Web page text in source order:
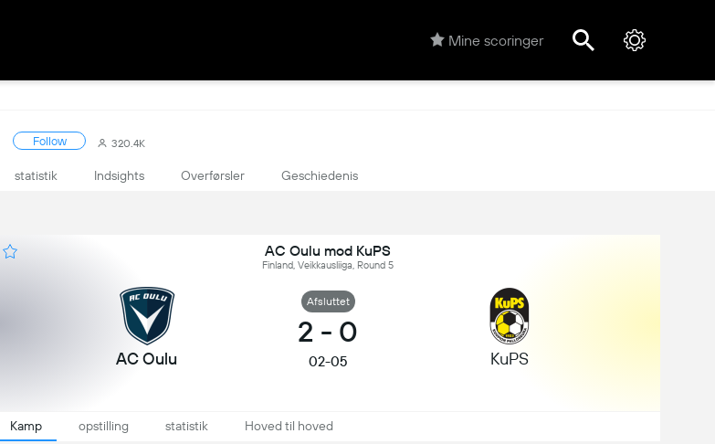
Mine scoringer
Follow 320.4K
statistik Indsights Overførsler Geschiedenis
AC Oulu mod KuPS
Finland, Veikkausliiga, Round 5
AC Oulu
Afsluttet
2 - 0
02-05 KuPS
Kamp opstilling statistik Hoved til hoved